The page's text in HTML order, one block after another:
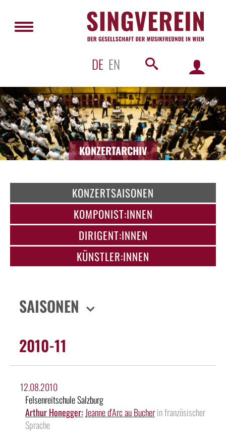
DE EN
KONZERTARCHIV
KONZERTSAISONEN
KOMPONIST:INNEN
DIRIGENT:INNEN
KÜNSTLER:INNEN
SAISONEN
2010-11
12.08.2010
Felsenreitschule Salzburg
Arthur Honegger: Jeanne d'Arc au Bucherin französischer
Sprache